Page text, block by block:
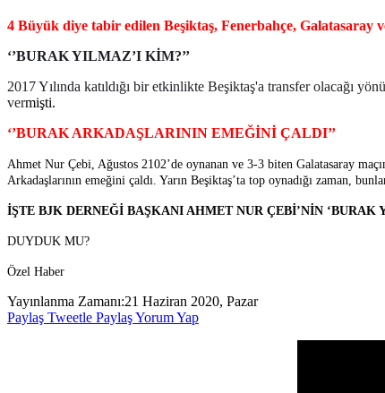
4 Büyük diye tabir edilen Beşiktaş, Fenerbahçe, Galatasaray
‘’BURAK YILMAZ’I KİM?’’
2017 Yılında katıldığı bir etkinlikte Beşiktaş'a transfer olacağı
vermişti.
‘’BURAK ARKADAŞLARININ EMEĞİNİ ÇALDI’’
Ahmet Nur Çebi, Ağustos 2102’de oynanan ve 3-3 biten Galatasaray
Arkadaşlarının emeğini çaldı. Yarın Beşiktaş’ta top oynadığı zaman,
İŞTE BJK DERNEĞİ BAŞKANI AHMET NUR ÇEBİ’NİN
DUYDUK MU?
Özel Haber
Yayınlanma Zamanı:21 Haziran 2020, Pazar
Paylaş Tweetle PaylaşYorum Yap